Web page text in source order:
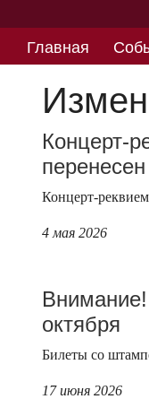
Главная
Концерт-
перенесен
Концерт-
4 мая 2026
октября
Билеты со
17 июня 2026